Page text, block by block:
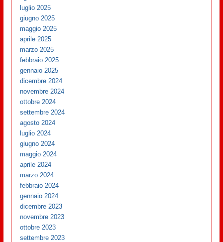
luglio 2025
giugno 2025
maggio 2025
aprile 2025
marzo 2025
febbraio 2025
gennaio 2025
dicembre 2024
novembre 2024
ottobre 2024
settembre 2024
agosto 2024
luglio 2024
giugno 2024
maggio 2024
aprile 2024
marzo 2024
febbraio 2024
gennaio 2024
dicembre 2023
novembre 2023
ottobre 2023
settembre 2023